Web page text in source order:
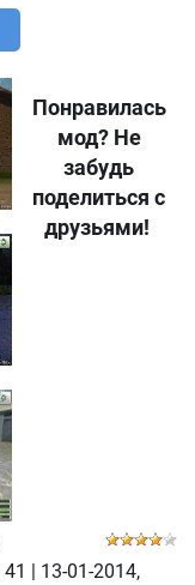
Понравилась
мод? Не
забудь
поделиться с
друзьями!
41
13-01-2014,